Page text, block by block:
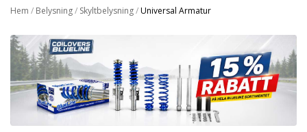
Hem / Belysning/ Skyltbelysning/Universal Armatur